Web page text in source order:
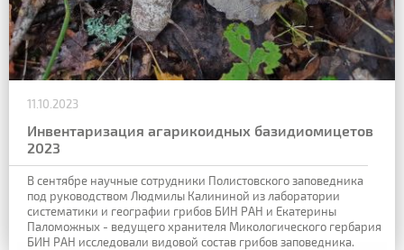
11.10.2023
Инвентаризация агарикоидных базидиомицетов
2023
В сентябре научные сотрудники Полистовского заповедника
под руководством Людмилы Калининой из лаборатории
систематики и географии грибов БИН РАН и Екатерины
Паломожных - ведущего хранителя Микологического гербария
БИН РАН исследовали видовой состав грибов заповедника.